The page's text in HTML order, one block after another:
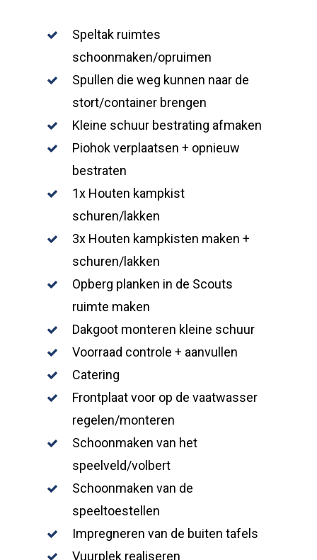
Speltak ruimtes
schoonmaken/opruimen
Spullen die weg kunnen naar de
stort/container brengen
Kleine schuur bestrating afmaken
Piohok verplaatsen + opnieuw
bestraten
1x Houten kampkist
schuren/lakken
3x Houten kampkisten maken +
schuren/lakken
Opberg planken in de Scouts
ruimte maken
Dakgoot monteren kleine schuur
Voorraad controle + aanvullen
Catering
Frontplaat voor op de vaatwasser
regelen/monteren
Schoonmaken van het
speelveld/volbert
Schoonmaken van de
speeltoestellen
Impregneren van de buiten tafels
Vuurplek realiseren